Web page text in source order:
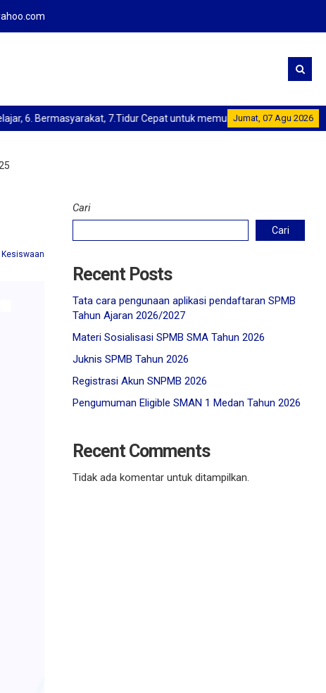
Jumat, 07 Agu 2026
7.Tidur Cepat untuk memulihkan energi, "Selamat
Kesiswaan
Cari
Cari
Recent Posts
Tata cara pengunaan aplikasi pendaftaran SPMB
Tahun Ajaran 2026/2027
Materi Sosialisasi SPMB SMA Tahun 2026
Juknis SPMB Tahun 2026
Registrasi Akun SNPMB 2026
Pengumuman Eligible SMAN 1 Medan Tahun 2026
Recent Comments
Tidak ada komentar untuk ditampilkan.